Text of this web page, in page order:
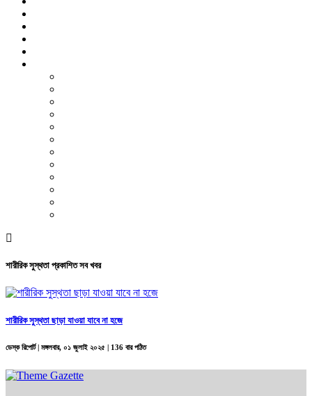
শারীরিক সুস্থতা প্রকাশিত সব খবর
শারীরিক সুস্থতা ছাড়া যাওয়া যাবে না হজে
ডেস্ক রিপোর্ট | মঙ্গলবার, ০১ জুলাই ২০২৫ | 136 বার পঠিত